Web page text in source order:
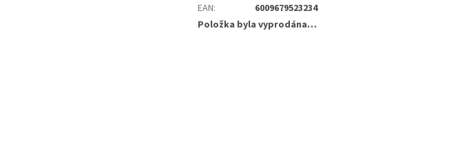
EAN:
6009679523234
Položka byla vyprodána…